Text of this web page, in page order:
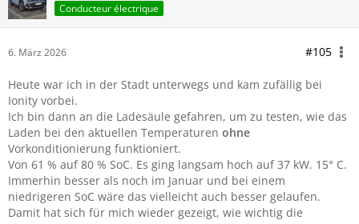
Conducteur électrique
6. März 2026 #105
Heute war ich in der Stadt unterwegs und kam zufällig bei
Ionity vorbei.
Ich bin dann an die Ladesäule gefahren, um zu testen, wie das
Laden bei den aktuellen Temperaturen ohne
Vorkonditionierung funktioniert.
Von 61 % auf 80 % SoC. Es ging langsam hoch auf 37 kW. 15° C.
Immerhin besser als noch im Januar und bei einem
niedrigeren SoC wäre das vielleicht auch besser gelaufen.
Damit hat sich für mich wieder gezeigt, wie wichtig die